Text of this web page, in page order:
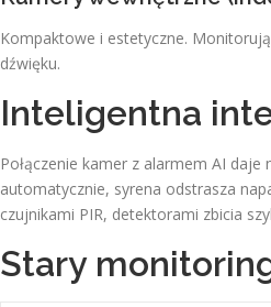
Kompaktowe i estetyczne.
dźwięku.
Inteligentna
Połączenie kamer z alarmem AI
automatycznie, syrena odstrasza
czujnikami PIR, detektorami zbicia
Stary